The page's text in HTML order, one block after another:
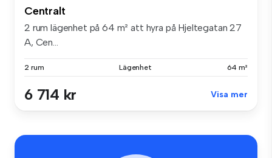
Centralt
2 rum lägenhet på 64 m² att hyra på Hjeltegatan 27
A, Cen...
2 rum Lägenhet 64 m²
6 714 kr Visa mer